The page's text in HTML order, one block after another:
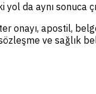
da aynı sonuca
onayı, apostil,
ve sağlık